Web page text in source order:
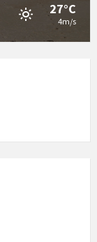
27°C
4m/s